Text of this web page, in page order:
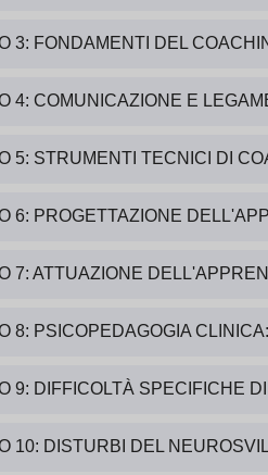
3: FONDAMENTI DEL
4: COMUNICAZIONE E
5: STRUMENTI TECNICI DI
6: PROGETTAZIONE
7: ATTUAZIONE
8: PSICOPEDAGOGIA
9: DIFFICOLTÀ SPECIFICHE
10: DISTURBI DEL